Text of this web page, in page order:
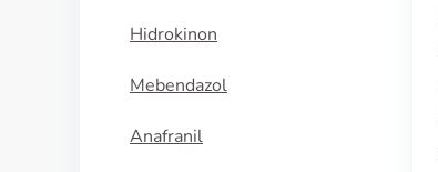
Hidrokinon
Mebendazol
Anafranil